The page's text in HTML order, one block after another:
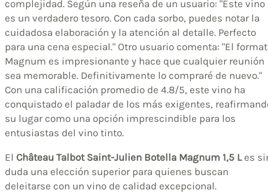
complejidad. Según una reseña de un usuario: "Este vino
es un verdadero tesoro. Con cada sorbo, puedes notar la
cuidadosa elaboración y la atención al detalle. Perfecto
para una cena especial." Otro usuario comenta: "El
Magnum es impresionante y hace que cualquier reunión
sea memorable. Definitivamente lo compraré de nuevo."
Con una calificación promedio de 4.8/5, este vino ha
conquistado el paladar de los más exigentes,
su lugar como una opción imprescindible para los
entusiastas del vino tinto.
El Château Talbot Saint-Julien Botella Magnum 1,5 Les
duda una elección superior para quienes buscan
deleitarse con un vino de calidad excepcional.